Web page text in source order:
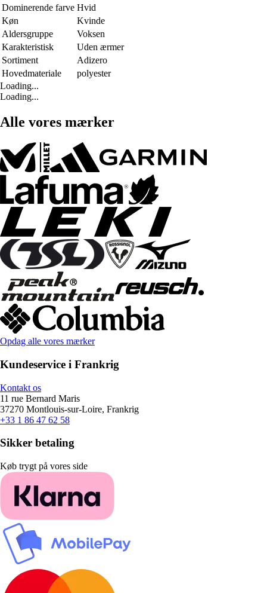
Dominerende farve Hvid
Køn
Kvinde
Aldersgruppe
Voksen
Karakteristisk
Uden ærmer
Sortiment
Adizero
Hovedmateriale
polyester
Loading...
Loading...
Alle vores mærker
Opdag alle vores mærker
Kundeservice i Frankrig
Kontakt os
11 rue Bernard Maris
37270 Montlouis-sur-Loire, Frankrig
+33 1 86 47 62 58
Sikker betaling
Køb trygt på vores side